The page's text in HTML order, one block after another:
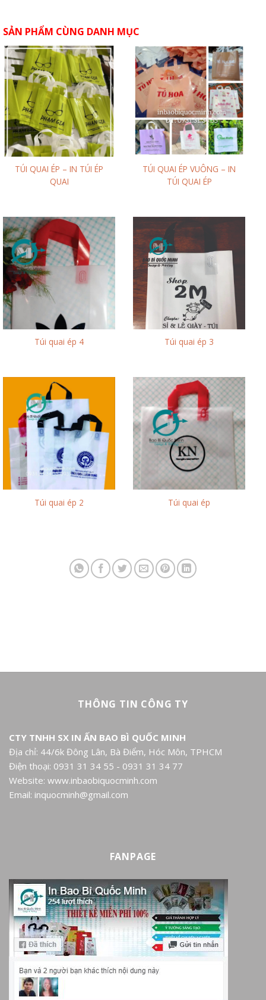
SẢN PHẨM CÙNG DANH MỤC
TÚI QUAI ÉP – IN TÚI ÉP
QUAI
TÚI QUAI ÉP VUÔNG – IN
TÚI QUAI ÉP
Túi quai ép 4 Túi quai ép 3
Túi quai ép 2 Túi quai ép
THÔNG TIN CÔNG TY
CTY TNHH SX IN ẤN BAO BÌ QUỐC MINH
Địa chỉ: 44/6k Đông Lân, Bà Điểm, Hóc Môn, TPHCM
Điện thoại: 0931 31 34 55 - 0931 31 34 77
Website: www.inbaobiquocminh.com
Email: inquocminh@gmail.com
FANPAGE